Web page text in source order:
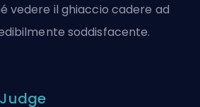
vedere il ghiaccio cadere ad
soddisfacente.